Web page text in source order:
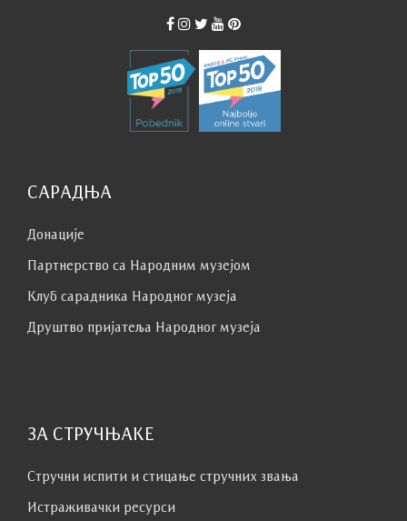
САРАДЊА
Донације
Партнерство са Народним музејoм
Клуб сaрaдникa Народног музеја
Друштво пријатеља Народног музеја
ЗА СТРУЧЊАКЕ
Стручни испити и стицање стручних звања
Истраживачки ресурси